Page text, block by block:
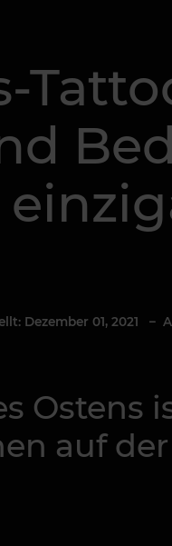
Dezember 01, 2021 –
Ostens
auf